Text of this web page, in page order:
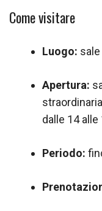
Come visitare
Luogo:
Apertura:
dalle 14
Periodo: